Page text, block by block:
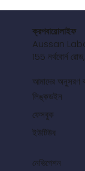
প্রকাশিত
প্রয়োগের
ক্রপবায়োলাইফ
Aussan
155 নর্থবোর্ন
আমাদের অনুসরণ
লিঙ্কডইন
ফেসবুক
ইউটিউব
নেভিগেশন